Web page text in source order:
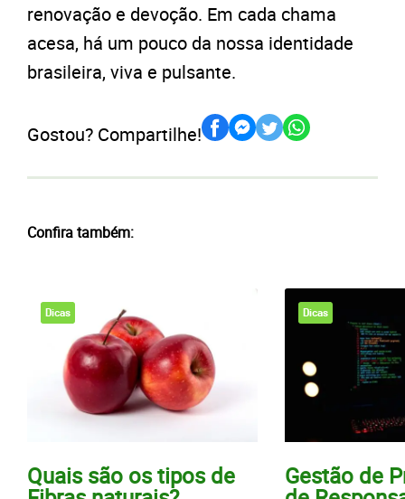
renovação e devoção. Em cada chama
acesa, há um pouco da nossa identidade
brasileira, viva e pulsante.
Gostou? Compartilhe!
Confira também:
Dicas
Quais são os tipos de
Dicas
Gestão de